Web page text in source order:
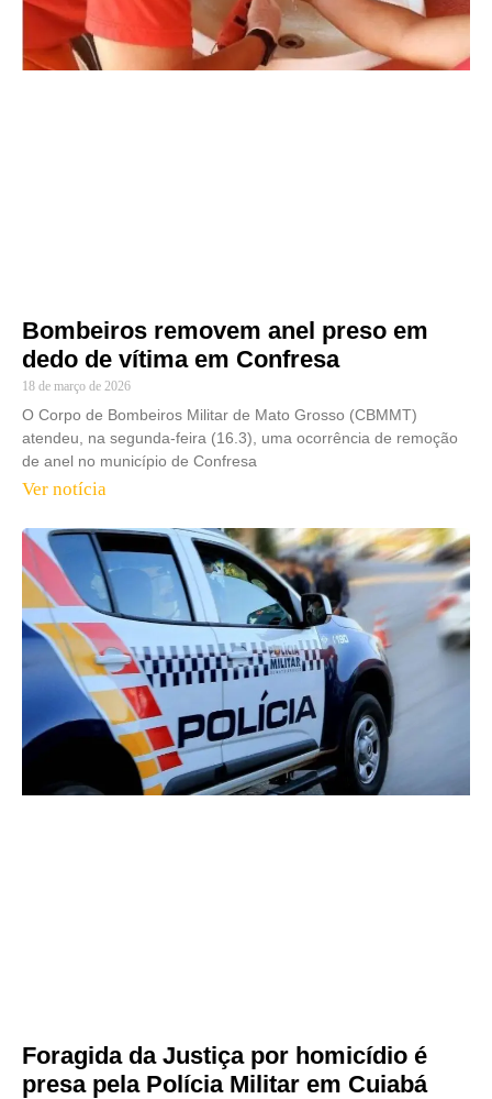
Bombeiros removem anel preso em
dedo de vítima em Confresa
18 de março de 2026
O Corpo de Bombeiros Militar de Mato Grosso (CBMMT)
atendeu, na segunda-feira (16.3), uma ocorrência de remoção
de anel no município de Confresa
Ver notícia
Foragida da Justiça por homicídio é
presa pela Polícia Militar em Cuiabá